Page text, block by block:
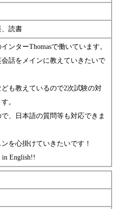
読書
ンターThomasで働いています。
話をメインに教えていきたいで
も教えているので2次試験の対
。
、日本語の質問等も対応できま
を心掛けていきたいです！
in English!!